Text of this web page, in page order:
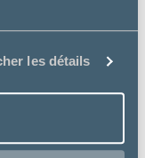
les détails